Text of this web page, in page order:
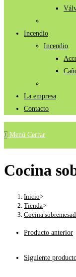
Incendio
Incendio
La empresa
Contacto
0 Menú Cerrar
Cocina
Inicio>
Tienda>
Cocina
Producto anterior
Siguiente